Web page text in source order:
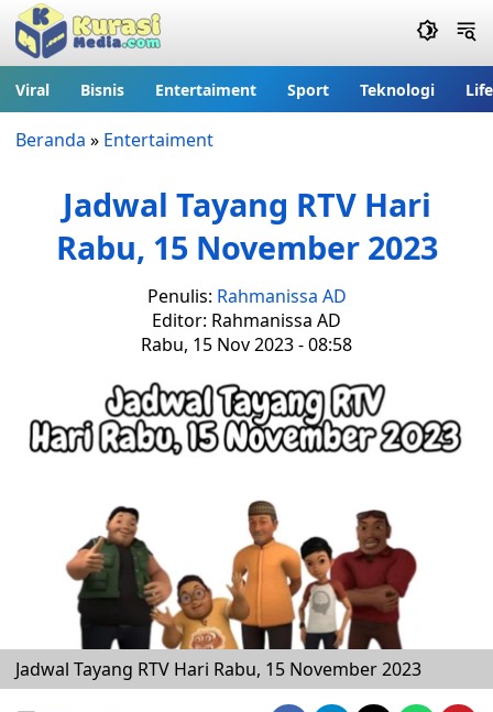
Viral Bisnis Entertaiment Sport Teknologi
Beranda » Entertaiment
Jadwal Tayang RTV Hari
Rabu, 15 November 2023
Penulis: Rahmanissa AD
Editor: Rahmanissa AD
Rabu, 15 Nov 2023 - 08:58
Jadwal Tayang RTV Hari Rabu, 15 November 2023